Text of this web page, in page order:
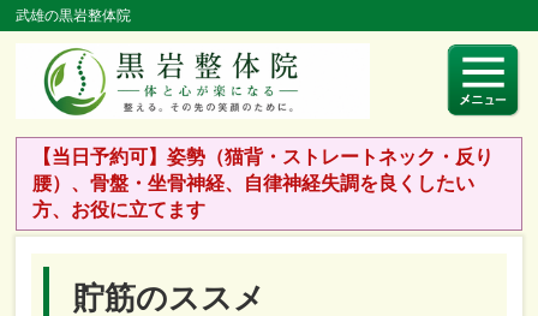
武雄の黒岩整体院
【当日予約可】姿勢（猫背・ストレートネック・反り
腰）、骨盤・坐骨神経、自律神経失調を良くしたい
方、お役に立てます
貯筋のススメ